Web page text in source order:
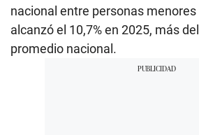
nacional entre personas menores
alcanzó el 10,7% en 2025, más
promedio nacional.